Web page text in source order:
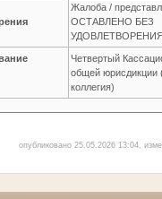
Жалоба /
ОСТАВЛЕНО БЕЗ
УДОВЛЕТВОРЕНИЯ
Четвертый
общей юрисдикции
коллегия)
опубликовано 25.05.2026 13:04,